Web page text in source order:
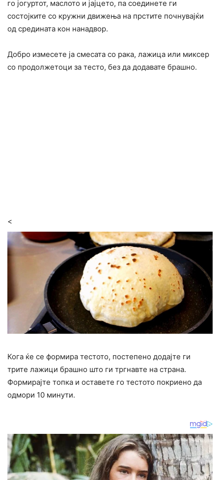
го јогуртот, маслото и јајцето, па соединете ги
состојките со кружни движења на прстите почнувајќи
од средината кон нанадвор.
Добро измесете ја смесата со рака, лажица или миксер
со продолжетоци за тесто, без да додавате брашно.
<
Кога ќе се формира тестото, постепено додајте ги
трите лажици брашно што ги тргнавте на страна.
Формирајте топка и оставете го тестото покриено да
одмори 10 минути.